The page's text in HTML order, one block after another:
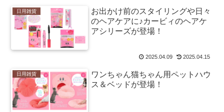
日用雑貨
お出かけ前のスタイリングや日々
のヘアケアに♪カービィのヘアケ
アシリーズが登場！
2025.04.09 2025.04.15
日用雑貨
ワンちゃん猫ちゃん用ペットハウ
ス＆ベッドが登場！